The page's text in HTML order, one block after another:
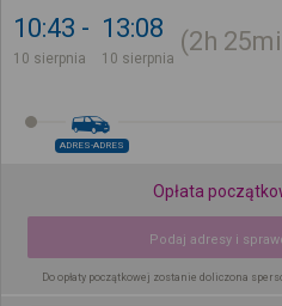
10:43
10 sierpnia
13:08
10 sierpnia
2h
ADRES-ADRES
Opłata
Podaj adresy i
Do opłaty początkowej zostanie doliczona